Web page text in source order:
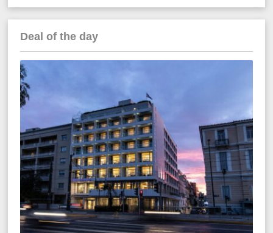
Deal of the day